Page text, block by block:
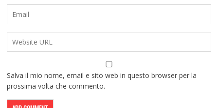
Salva il mio nome, email e sito web in questo browser per la
prossima volta che commento.